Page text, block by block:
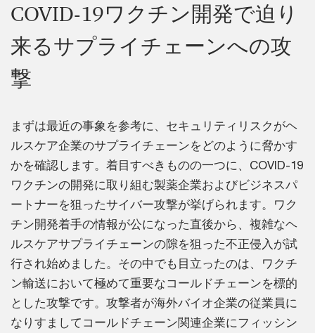
COVID-19ワクチン開発で迫り
来るサプライチェーンへの攻
撃
まずは最近の事象を参考に、セキュリティリスクがヘ
ルスケア企業のサプライチェーンをどのように脅かす
かを確認します。着目すべきものの一つに、COVID-19
ワクチンの開発に取り組む製薬企業およびビジネスパ
ートナーを狙ったサイバー攻撃が挙げられます。ワク
チン開発着手の情報が公になった直後から、複雑なヘ
ルスケアサプライチェーンの隙を狙った不正侵入が試
行され始めました。その中でも目立ったのは、ワクチ
ン輸送において極めて重要なコールドチェーンを標的
とした攻撃です。攻撃者が海外バイオ企業の従業員に
なりすましてコールドチェーン関連企業にフィッシン